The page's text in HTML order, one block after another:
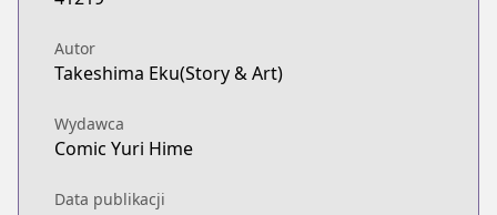
Autor
Takeshima Eku(Story & Art)
Wydawca
Comic Yuri Hime
Data publikacji